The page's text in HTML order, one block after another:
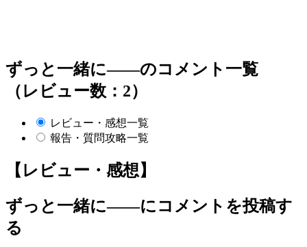
ずっと一緒に――のコメント一覧
（レビュー数：2）
レビュー・感想一覧
報告・質問攻略一覧
【レビュー・感想】
ずっと一緒に――にコメントを投稿す
る